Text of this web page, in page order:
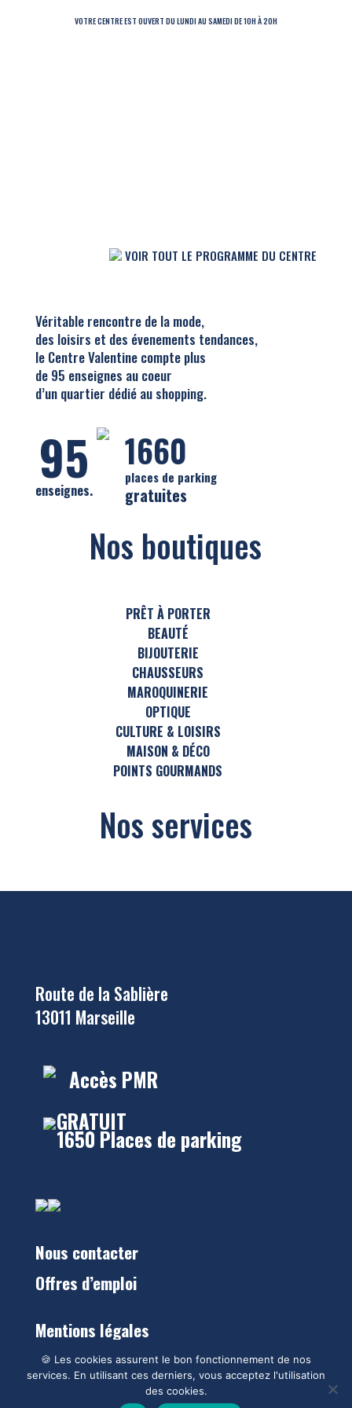
VOTRE CENTRE EST OUVERT DU LUNDI AU SAMEDI DE 10H À 20H
VOIR TOUT LE PROGRAMME DU CENTRE
Véritable rencontre de la mode,
des loisirs et des évenements tendances,
le Centre Valentine compte plus
de 95 enseignes au coeur
d’un quartier dédié au shopping.
95
enseignes.
1660
places de parking
gratuites
Nos boutiques
PRÊT À PORTER
BEAUTÉ
BIJOUTERIE
CHAUSSEURS
MAROQUINERIE
OPTIQUE
CULTURE & LOISIRS
MAISON & DÉCO
POINTS GOURMANDS
Nos services
Route de la Sablière
13011 Marseille
Accès PMR
GRATUIT
1650 Places de parking
Nous contacter
Offres d’emploi
Mentions légales
Politique Cookies
🍪 Les cookies assurent le bon fonctionnement de nos
services. En utilisant ces derniers, vous acceptez l'utilisation
des cookies.